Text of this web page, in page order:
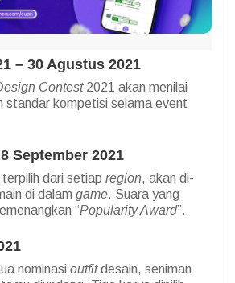
– 30 Agustus 2021
Contest2021 akan menilai
standar kompetisi selama event
September 2021
dari setiap region, akan di-
di dalam game. Suara yang
“Popularity Award”.
nominasi outfitdesain, seniman